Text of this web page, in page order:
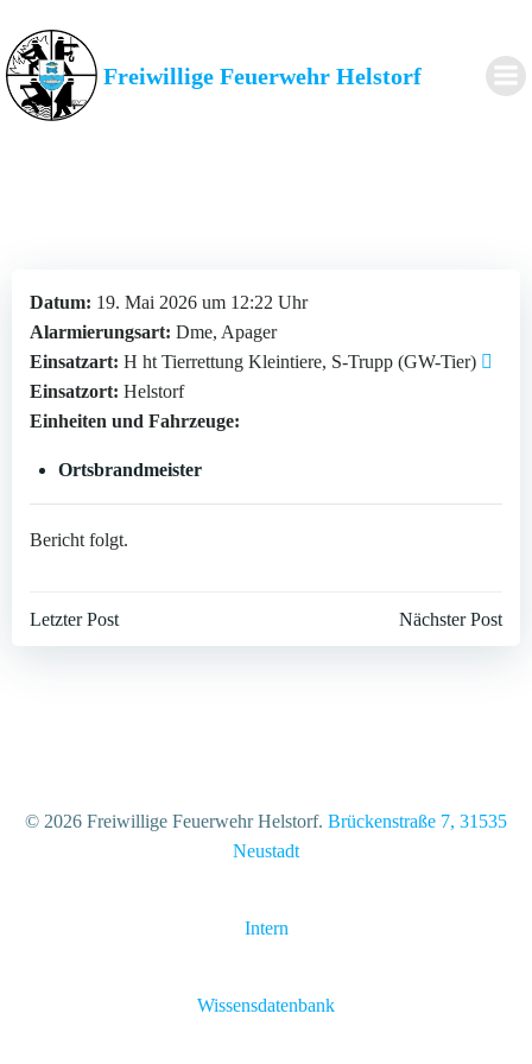
springen
Freiwillige Feuerwehr Helstorf
Datum: 19. Mai 2026 um 12:22 Uhr
Alarmierungsart: Dme, Apager
Einsatzart: H ht Tierrettung Kleintiere, S-Trupp (GW-Tier)
Einsatzort: Helstorf
Einheiten und Fahrzeuge:
Ortsbrandmeister
Bericht folgt.
Beitragsnavigation
Letzter Post Nächster Post
© 2026 Freiwillige Feuerwehr Helstorf. Brückenstraße 7, 31535
Neustadt
Intern
Wissensdatenbank